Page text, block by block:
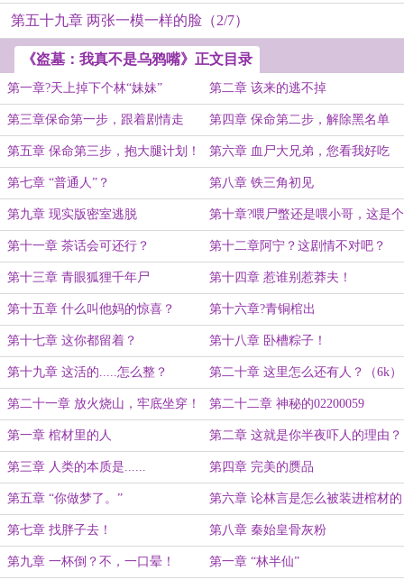
第五十九章 两张一模一样的脸（2/7）
《盗墓：我真不是乌鸦嘴》正文目录
第一章?天上掉下个林“妹妹” 第二章 该来的逃不掉
第三章保命第一步，跟着剧情走 第四章 保命第二步，解除黑名单
第五章 保命第三步，抱大腿计划！ 第六章 血尸大兄弟，您看我好吃
吗？
第七章 “普通人”？ 第八章 铁三角初见
第九章 现实版密室逃脱 第十章?喂尸蟞还是喂小哥，这是个
问题（4k5）
第十一章 茶话会可还行？ 第十二章阿宁？这剧情不对吧？
（二合一）
第十三章 青眼狐狸千年尸 第十四章 惹谁别惹莽夫！
第十五章 什么叫他妈的惊喜？ 第十六章?青铜棺出
第十七章 这你都留着？ 第十八章 卧槽粽子！
第十九章 这活的.....怎么整？ 第二十章 这里怎么还有人？（6k）
第二十一章 放火烧山，牢底坐穿！ 第二十二章 神秘的02200059
第一章 棺材里的人 第二章 这就是你半夜吓人的理由？
第三章 人类的本质是...... 第四章 完美的赝品
第五章 “你做梦了。” 第六章 论林言是怎么被装进棺材的
第七章 找胖子去！ 第八章 秦始皇骨灰粉
第九章 一杯倒？不，一口晕！ 第一章 “林半仙”